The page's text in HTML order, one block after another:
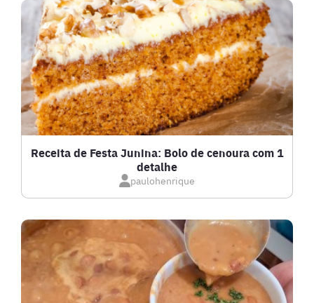
DRINKS
FRANGO
FRUTOS DO MAR
GRATINADOS
LANCHES
LASANHAS
Receita de Festa Junina: Bolo de cenoura com 1
detalhe
paulohenrique